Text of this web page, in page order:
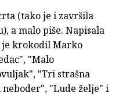
(tako je i završila
a malo piše. Napisala
je krokodil Marko
"Malo
"Tri strašna
neboder", "Lude želje" i